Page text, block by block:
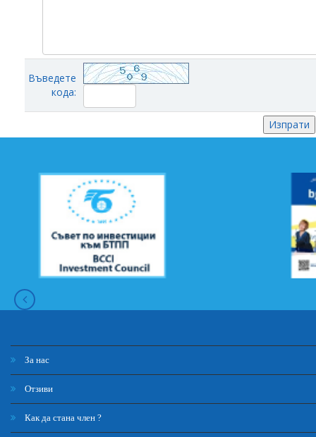
Въведете
кода:
За нас
Отзиви
Как да стана член ?